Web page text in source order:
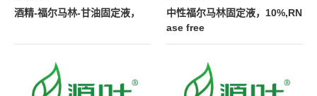
酒精-福尔马林-甘油固定液，
中性福尔马林固定液，10%,RN
ase free